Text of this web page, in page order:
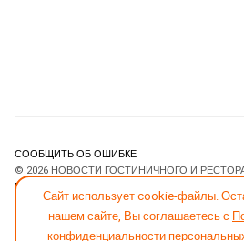
Сайт использует cookie-файлы.
нашем сайте, Вы соглашаетесь с
конфиденциальности
СООБЩИТЬ ОБ ОШИБКЕ
© 2026 НОВОСТИ ГОСТИНИЧНОГО И
ESTATE
- ПРОГРАММНОЕ
ЛИЦЕНЗИИGNU GENERAL PUBLIC LICENSE